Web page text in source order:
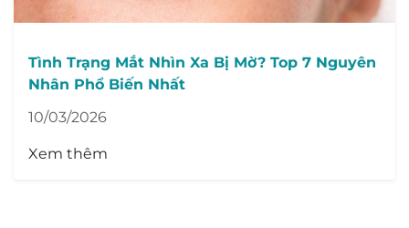
Tình Trạng Mắt Nhìn Xa Bị Mờ? Top 7 Nguyên
Nhân Phổ Biến Nhất
10/03/2026
Xem thêm